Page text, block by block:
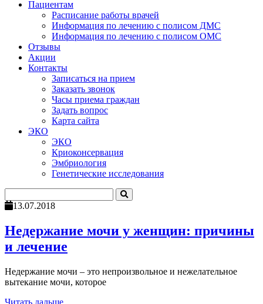
Пациентам
Расписание работы врачей
Информация по лечению с полисом ДМС
Информация по лечению с полисом ОМС
Отзывы
Акции
Контакты
Записаться на прием
Заказать звонок
Часы приема граждан
Задать вопрос
Карта сайта
ЭКО
ЭКО
Криоконсервация
Эмбриология
Генетические исследования
13.07.2018
Недержание мочи у женщин: причины
и лечение
Недержание мочи – это непроизвольное и нежелательное
вытекание мочи, которое
Читать дальше